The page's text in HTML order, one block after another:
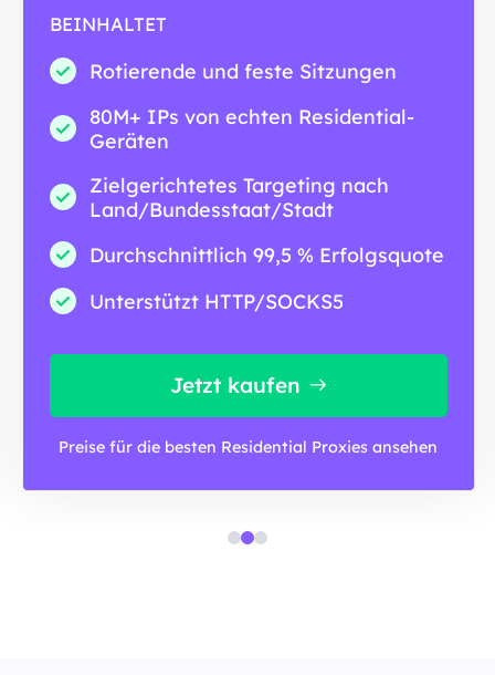
BEINHALTET
Rotierende und feste Sitzungen
80M+ IPs von echten Residential-
Geräten
Zielgerichtetes Targeting nach
Land/Bundesstaat/Stadt
Durchschnittlich 99,5 % Erfolgsquote
Unterstützt HTTP/SOCKS5
Jetzt kaufen
Preise für die besten Residential Proxies ansehen